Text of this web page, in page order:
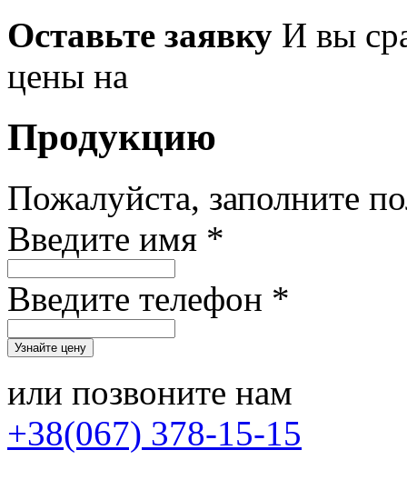
Оставьте заявку И вы
цены на
Продукцию
Пожалуйста, заполните
Введите имя *
Введите телефон *
или позвоните нам
+38(067) 378-15-15